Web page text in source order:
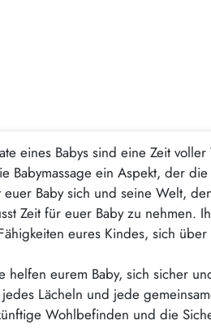
eines Babys sind eine Zeit
Babymassage ein Aspekt, der
Baby sich und seine Welt,
Zeit für euer Baby zu nehmen.
eures Kindes, sich über
helfen eurem Baby, sich sicher
Lächeln und jede
Wohlbefinden und die